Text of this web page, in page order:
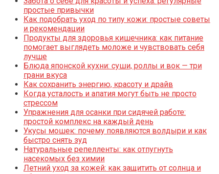
простые привычки
Как подобрать уход по типу кожи: простые советы
и рекомендации
Продукты для здоровья кишечника: как питание
помогает выглядеть моложе и чувствовать себя
лучше
Блюда японской кухни: суши, роллы и вок — три
грани вкуса
Как сохранить энергию, красоту и драйв
Когда усталость и апатия могут быть не просто
стрессом
Упражнения для осанки при сидячей работе:
простой комплекс на каждый день
Укусы мошек: почему появляются волдыри и как
быстро снять зуд
Натуральные репелленты: как отпугнуть
насекомых без химии
Летний уход за кожей: как защитить от солнца и